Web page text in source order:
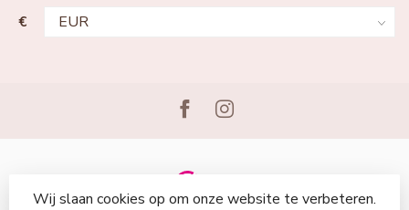
€
Wij slaan cookies op om onze website te verbeteren.